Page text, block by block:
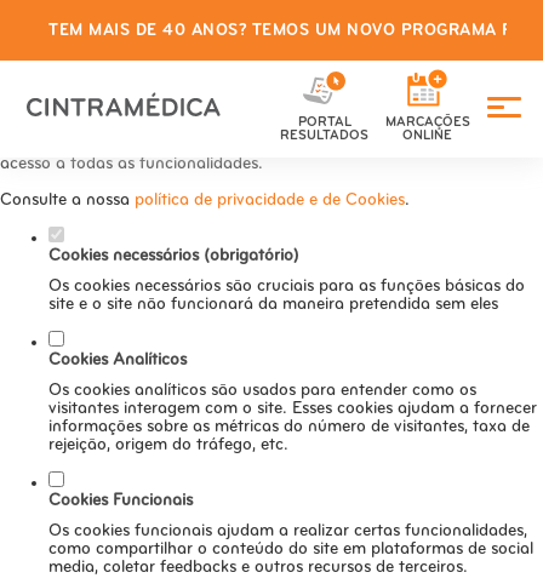
Defina as suas preferências de
cookies para este website.
Este website utiliza cookies estritamente necessários, analíticos e
acesso a todas as funcionalidades.
Consulte a nossa política de privacidade e de Cookies.
Cookies necessários (obrigatório)
Os cookies necessários são cruciais para as funções básicas do
site e o site não funcionará da maneira pretendida sem eles
Cookies Analíticos
Os cookies analíticos são usados para entender como os
visitantes interagem com o site. Esses cookies ajudam a fornecer
informações sobre as métricas do número de visitantes, taxa de
rejeição, origem do tráfego, etc.
Cookies Funcionais
Os cookies funcionais ajudam a realizar certas funcionalidades,
como compartilhar o conteúdo do site em plataformas de social
media, coletar feedbacks e outros recursos de terceiros.
TEM MAIS DE 40 ANOS? TEMOS UM NOVO PROGRAMA
PORTAL
RESULTADOS
MARCAÇÕES
ONLINE